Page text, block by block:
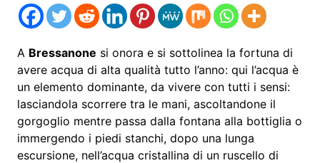
A Bressanone si onora e si sottolinea la fortuna di
avere acqua di alta qualità tutto l’anno: qui l’acqua è
un elemento dominante, da vivere con tutti i sensi:
lasciandola scorrere tra le mani, ascoltandone il
gorgoglio mentre passa dalla fontana alla bottiglia o
immergendo i piedi stanchi, dopo una lunga
escursione, nell’acqua cristallina di un ruscello di